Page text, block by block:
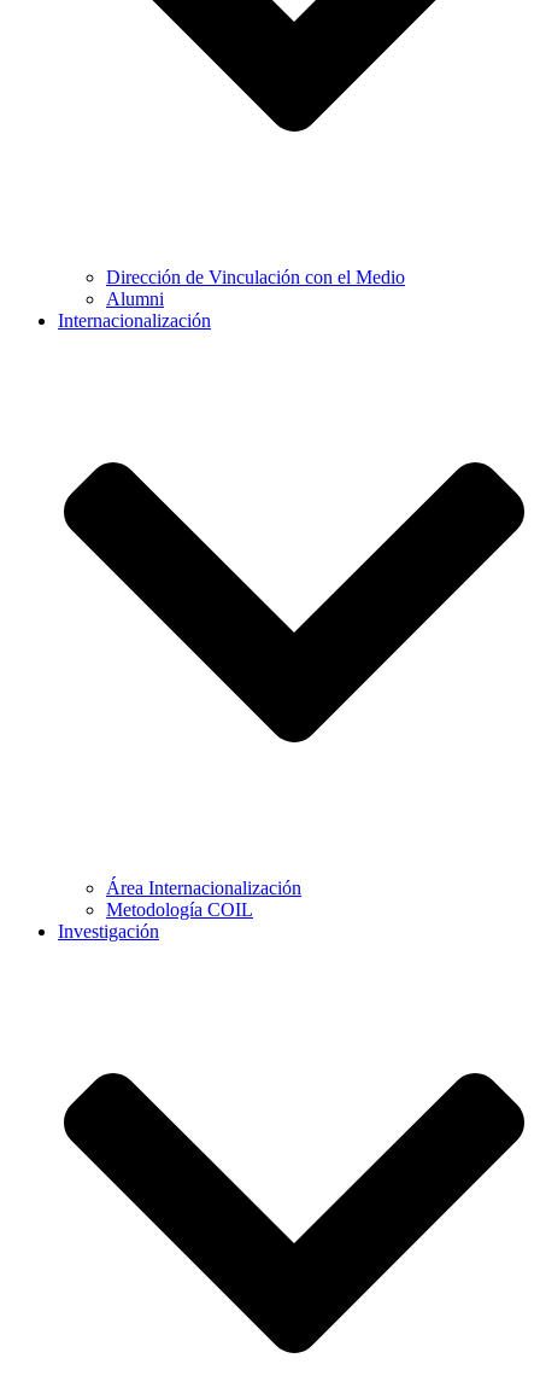
Dirección de Vinculación con el Medio
Alumni
Internacionalización
Área Internacionalización
Metodología COIL
Investigación